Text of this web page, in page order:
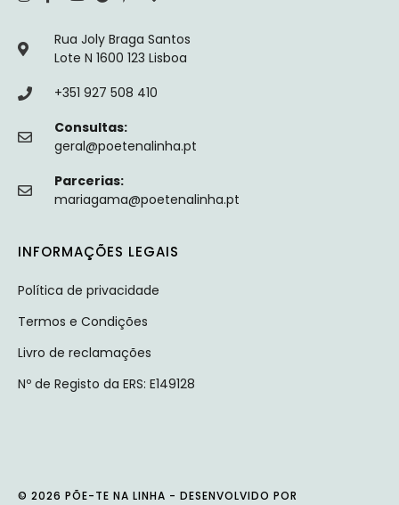
Rua Joly Braga Santos
Lote N 1600 123 Lisboa
+351 927 508 410
Consultas:
geral@poetenalinha.pt
Parcerias:
mariagama@poetenalinha.pt
INFORMAÇÕES LEGAIS
Política de privacidade
Termos e Condições
Livro de reclamações
Nº de Registo da ERS: E149128
© 2026 PÕE-TE NA LINHA - DESENVOLVIDO POR